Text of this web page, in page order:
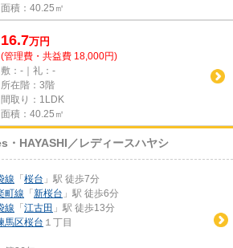
面積：40.25㎡
16.7万円
(管理費・共益費 18,000円)
敷：-｜礼：-
所在階：3階
間取り：1LDK
面積：40.25㎡
・HAYASHI／レディースハヤシ
線 「 桜台 」駅 徒歩7分
町線 「 新桜台 」駅 徒歩6分
線 「 江古田 」駅 徒歩13分
馬区桜台 １丁目